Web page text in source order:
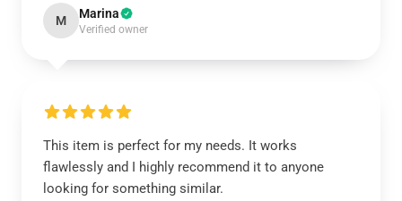
M Marina
Verified owner
This item is perfect for my needs. It works
flawlessly and I highly recommend it to anyone
looking for something similar.